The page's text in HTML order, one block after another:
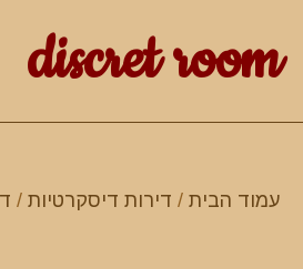
discret room
עמוד הבית / דירות דיסקרטיות /